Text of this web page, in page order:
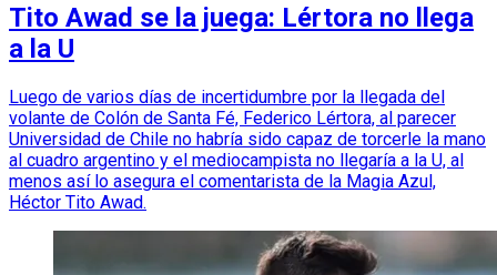
Tito Awad se la juega: Lértora no llega
a la U
Luego de varios días de incertidumbre por la llegada del
volante de Colón de Santa Fé, Federico Lértora, al parecer
Universidad de Chile no habría sido capaz de torcerle la mano
al cuadro argentino y el mediocampista no llegaría a la U, al
menos así lo asegura el comentarista de la Magia Azul,
Héctor Tito Awad.